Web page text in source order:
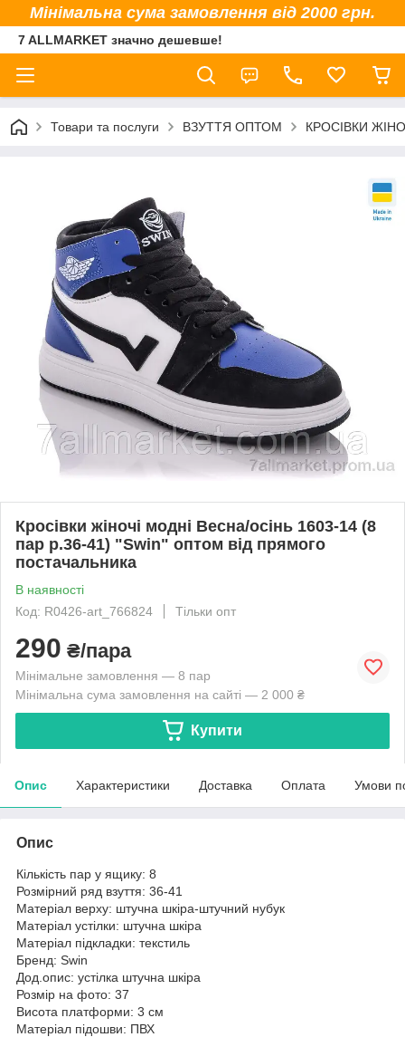
Мінімальна сума замовлення від 2000 грн.
7 ALLMARKET значно дешевше!
Товари та послуги ВЗУТТЯ ОПТОМ КРОСІВКИ
Кросівки жіночі модні Весна/осінь 1603-14 (8
пар р.36-41) "Swin" оптом від прямого
постачальника
В наявності
Код: R0426-art_766824
Тільки опт
290 ₴/пара
Мінімальне замовлення — 8 пар
Мінімальна сума замовлення на сайті — 2 000 ₴
Купити
Опис Характеристики Доставка Оплата Умови
Опис
Кількість пар у ящику: 8
Розмірний ряд взуття: 36-41
Матеріал верху: штучна шкіра-штучний нубук
Матеріал устілки: штучна шкіра
Матеріал підкладки: текстиль
Бренд: Swin
Дод.опис: устілка штучна шкіра
Розмір на фото: 37
Висота платформи: 3 см
Матеріал підошви: ПВХ